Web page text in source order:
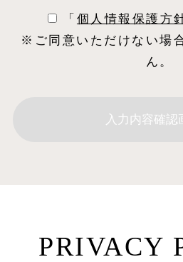
「個⼈情報保護⽅
※ご同意いただけない場
ん。
PRIVACY